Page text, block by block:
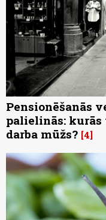
Pensionēšanās
palielinās:
darba mūžs? 4